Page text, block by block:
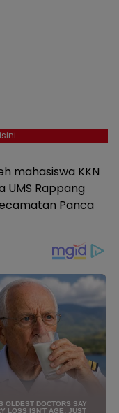
mahasiswa KKN
Rappang
Panca